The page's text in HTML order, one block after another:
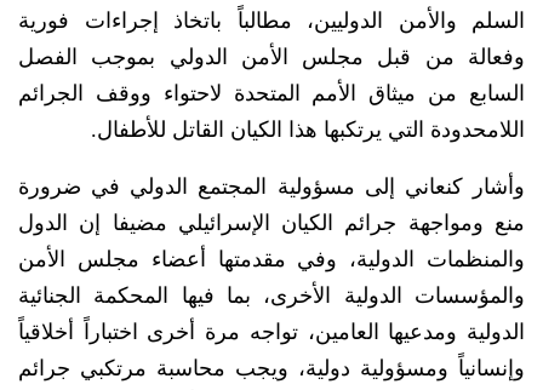
السلم والأمن الدوليين، مطالباً باتخاذ إجراءات فورية
وفعالة من قبل مجلس الأمن الدولي بموجب الفصل
السابع من ميثاق الأمم المتحدة لاحتواء ووقف الجرائم
اللامحدودة التي يرتكبها هذا الكيان القاتل للأطفال.
وأشار كنعاني إلى مسؤولية المجتمع الدولي في ضرورة
منع ومواجهة جرائم الكيان الإسرائيلي مضيفا إن الدول
والمنظمات الدولية، وفي مقدمتها أعضاء مجلس الأمن
والمؤسسات الدولية الأخرى، بما فيها المحكمة الجنائية
الدولية ومدعيها العامين، تواجه مرة أخرى اختباراً أخلاقياً
وإنسانياً ومسؤولية دولية، ويجب محاسبة مرتكبي جرائم